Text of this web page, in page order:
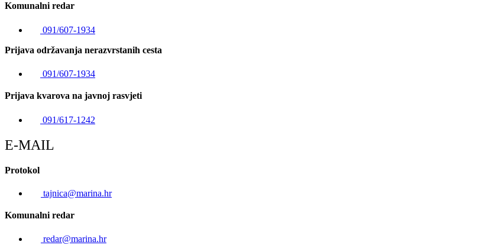
Komunalni redar
091/607-1934
Prijava održavanja nerazvrstanih cesta
091/607-1934
Prijava kvarova na javnoj rasvjeti
091/617-1242
E-MAIL
Protokol
tajnica@marina.hr
Komunalni redar
redar@marina.hr